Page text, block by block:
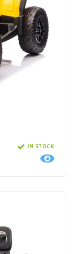
IN STOCK